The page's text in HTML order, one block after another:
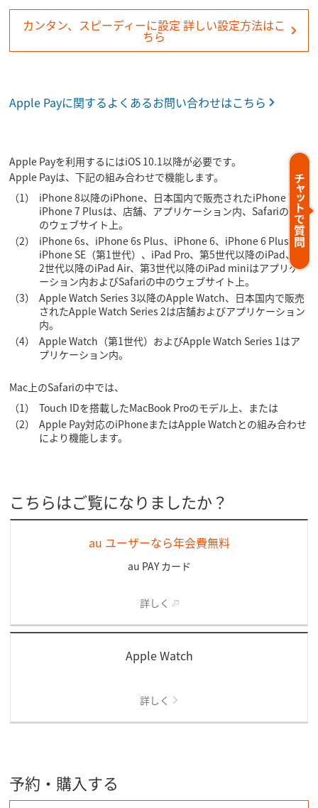
カンタン、スピーディーに設定 詳しい設定方法はこ
ちら
Apple Payに関するよくあるお問い合わせはこちら
Apple Payを利用するにはiOS 10.1以降が必要です。
Apple Payは、下記の組み合わせで機能します。
（1）
iPhone 8以降のiPhone、日本国内で販売されたiPhone 7と
iPhone 7 Plusは、店舗、アプリケーション内、Safariの中
のウェブサイト上。
（2）
iPhone 6s、iPhone 6s Plus、iPhone 6、iPhone 6 Plus、
iPhone SE（第1世代）、iPad Pro、第5世代以降のiPad、第
2世代以降のiPad Air、第3世代以降のiPad miniはアプリケ
ーション内およびSafariの中のウェブサイト上。
（3）
Apple Watch Series 3以降のApple Watch、日本国内で販売
されたApple Watch Series 2は店舗およびアプリケーション
内。
（4）
Apple Watch（第1世代）およびApple Watch Series 1はア
プリケーション内。
Mac上のSafariの中では、
（1）
Touch IDを搭載したMacBook Proのモデル上、または
（2）
Apple Pay対応のiPhoneまたはApple Watchとの組み合わせ
により機能します。
こちらはご覧になりましたか？
au ユーザーなら年会費無料
au PAY カード
詳しく
Apple Watch
詳しく
予約・購入する